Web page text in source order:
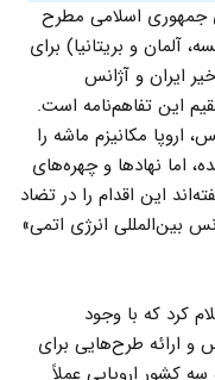
جمهوری اسلامی مطرح
آلمان و بریتانیا) برای
ایران و آژانس
این تفاهم‌نامه است.
اروپا مکانیزم ماشه را
اما نهادها و چهره‌های
این اقدام را در تضاد
بین‌المللی انرژی اتمی»
کرد که با وجود
و ارائه طرح‌هایی برای
کشور اروپایی عملاً